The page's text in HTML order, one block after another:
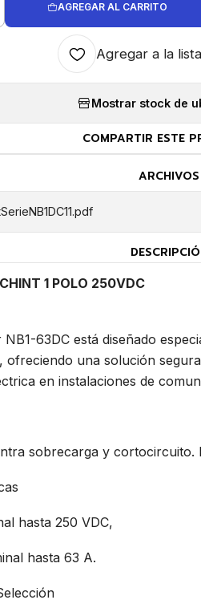
AGREGAR AL CARRITO
Agregar a la
Mostrar stock de
COMPARTIR ESTE
ARCHIVOS
1 POLO 250VDC
63DC está diseñado
ofreciendo una solución
en instalaciones de
sobrecarga y cortocircuito.
hasta 250 VDC,
hasta 63 A.